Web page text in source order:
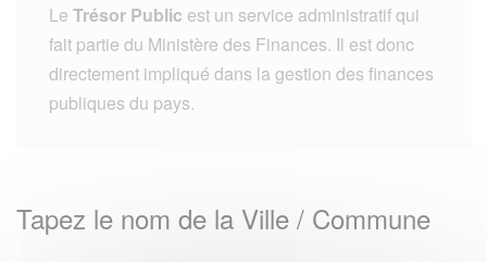
Le Trésor Public est un service administratif qui
fait partie du Ministère des Finances. Il est donc
directement impliqué dans la gestion des finances
publiques du pays.
Tapez le nom de la Ville / Commune